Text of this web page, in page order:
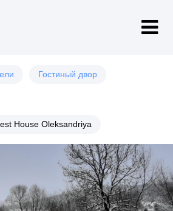
Гостиный двор
House Oleksandriya